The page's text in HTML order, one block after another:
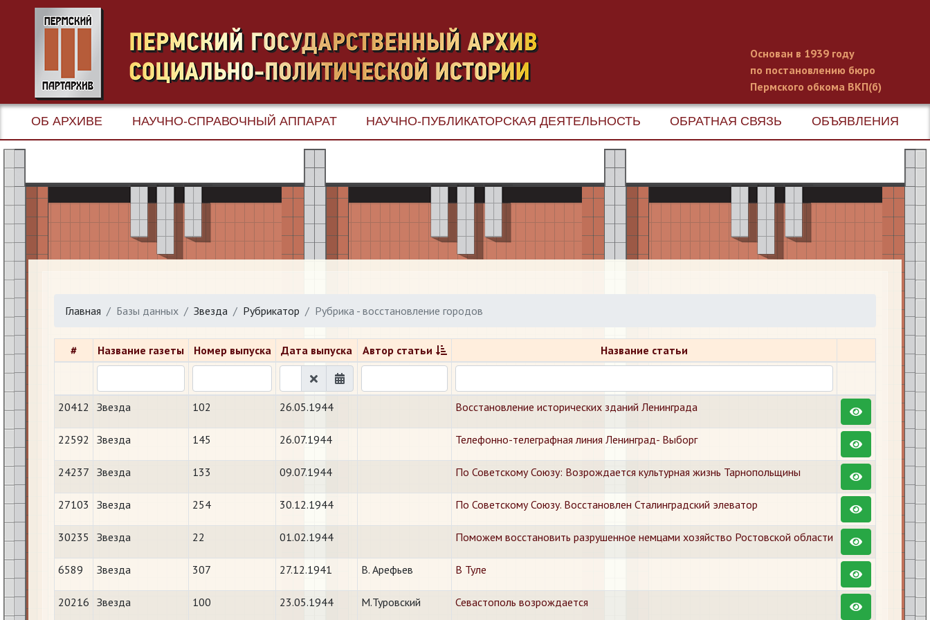
Основан в 1939 году
по постановлению бюро
Пермского обкома ВКП(б)
ОБ АРХИВЕ НАУЧНО-СПРАВОЧНЫЙ АППАРАТ НАУЧНО-ПУБЛИКАТОРСКАЯ ДЕЯТЕЛЬНОСТЬ ОБРАТНАЯ СВЯЗЬ ОБЪЯВЛЕНИЯ
Главная Базы данных Звезда Рубрикатор Рубрика - восстановление городов
# Название газеты Номер выпуска Дата выпуска Автор статьи Название статьи
20412 Звезда 102 26.05.1944 Восстановление исторических зданий Ленинграда
22592 Звезда 145 26.07.1944 Телефонно-телеграфная линия Ленинград- Выборг
24237 Звезда 133 09.07.1944 По Советскому Союзу: ​Возрождается культурная жизнь Тарнопольщины
27103 Звезда 254 30.12.1944 По Советскому Союзу. Восстановлен Сталинградский элеватор
30235 Звезда 22 01.02.1944 ​Поможем восстановить разрушенное немцами хозяйство Ростовской области
6589 Звезда 307 27.12.1941 В. Арефьев В Туле
20216 Звезда 100 23.05.1944 М.Туровский Севастополь возрождается